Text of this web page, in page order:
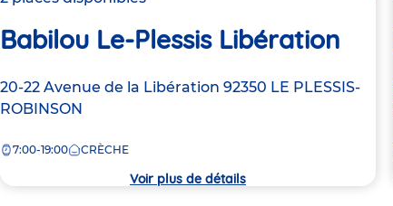
Babilou Le-Plessis Libération
Adresse
de
crèche
20-22 Avenue de la Libération 92350 LE PLESSIS-
ROBINSON
7:00-19:00 CRÈCHE
Voir plus de détails